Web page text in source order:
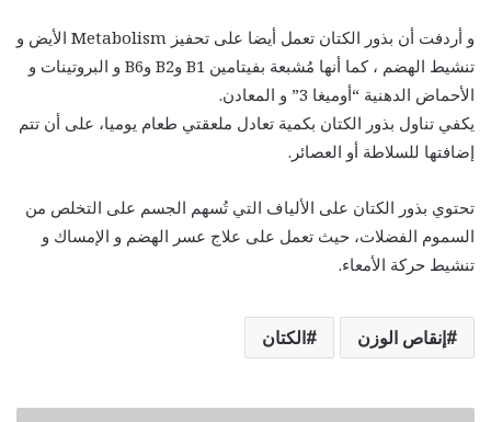
و أردفت أن بذور الكتان تعمل أيضا على تحفيز Metabolism الأيض و
تنشيط الهضم ، كما أنها مُشبعة بفيتامين B1 وB2 وB6 و البروتينات و
الأحماض الدهنية “أوميغا 3” و المعادن.
يكفي تناول بذور الكتان بكمية تعادل ملعقتي طعام يوميا، على أن تتم
إضافتها للسلاطة أو العصائر.
تحتوي بذور الكتان على الألياف التي تُسهم الجسم على التخلص من
السموم الفضلات، حيث تعمل على علاج عسر الهضم و الإمساك و
تنشيط حركة الأمعاء.
إنقاص الوزن الكتان